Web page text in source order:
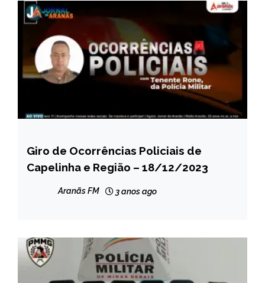
CAPELINHA
MINAS
Giro de Ocorrências Policiais de
Capelinha e Região – 18/12/2023
Aranãs FM 3 anos ago